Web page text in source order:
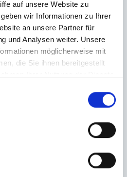
auf unsere Website zu
wir Informationen zu Ihrer
an unsere Partner für
und Analysen weiter. Unsere
möglicherweise mit
die Sie ihnen bereitgestellt